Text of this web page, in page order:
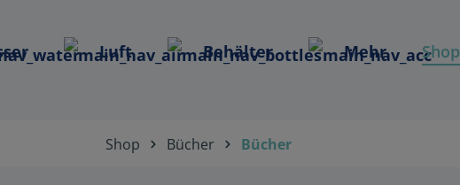
Luft Behälter Mehr Shop
Shop Bücher Bücher